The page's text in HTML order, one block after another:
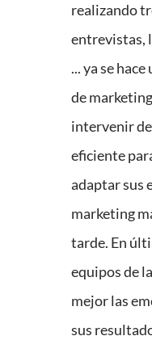
realizando
entrevistas,
... ya se
de
intervenir
eficiente
adaptar sus
marketing
tarde. En
equipos de
mejor las
sus